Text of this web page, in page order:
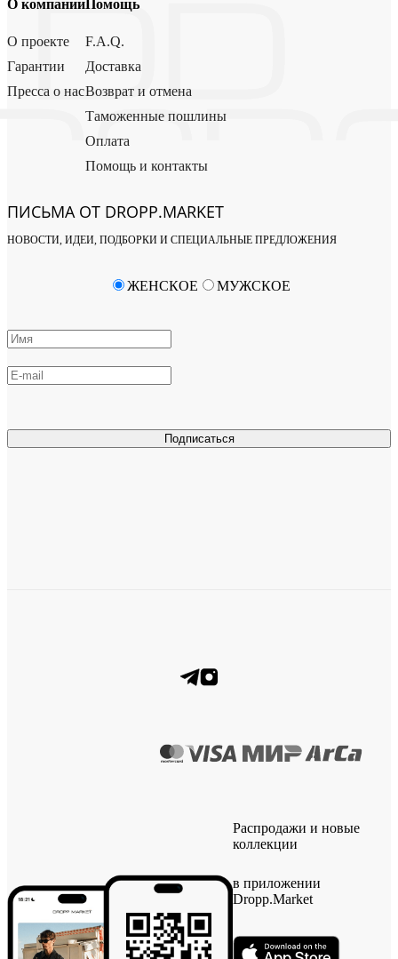
О компании
О проекте
Гарантии
Пресса о нас
Помощь
F.A.Q.
Доставка
Возврат и отмена
Таможенные пошлины
Оплата
Помощь и контакты
ПИСЬМА ОТ DROPP.MARKET
НОВОСТИ, ИДЕИ, ПОДБОРКИ И СПЕЦИАЛЬНЫЕ ПРЕДЛОЖЕНИЯ
Подписаться
ЖЕНСКОЕ МУЖСКОЕ
Распродажи и новые
коллекции
в приложении
Dropp.Market